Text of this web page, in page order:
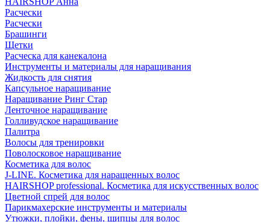
Расчески
Расчески
Брашинги
Щетки
Расческа для канекалона
Инструменты и материалы для наращивания
Жидкость для снятия
Капсульное наращивание
Наращивание Ринг Стар
Ленточное наращивание
Голливудское наращивание
Палитра
Волосы для тренировки
Поволосковое наращивание
Косметика для волос
J-LINE. Косметика для наращенных волос
HAIRSHOP professional. Косметика для искусственных волос
Цветной спрей для волос
Парикмахерские инструменты и материалы
Утюжки, плойки, фены, щипцы для волос